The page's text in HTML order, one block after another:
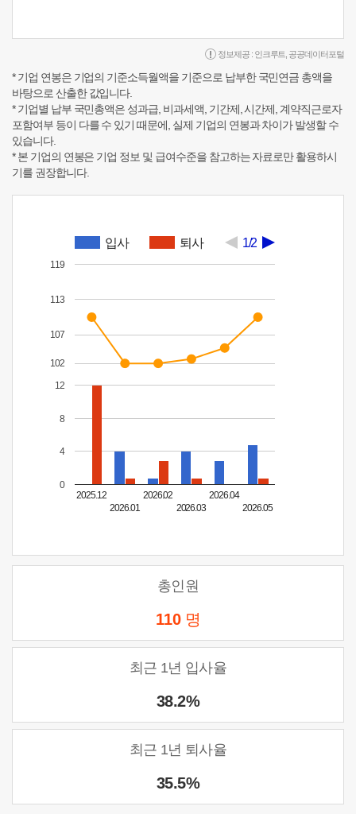
정보제공 : 인크루트 공공데이터포털
* 기업 연봉은 기업의 기준소득월액을 기준으로 납부한 국민연금 총액을
바탕으로 산출한 값입니다.
* 기업별 납부 국민총액은 성과급, 비과세액, 기간제, 시간제, 계약직근로자
포함여부 등이 다를 수 있기 때문에, 실제 기업의 연봉과 차이가 발생할 수
있습니다.
* 본 기업의 연봉은 기업 정보 및 급여수준을 참고하는 자료로만 활용하시
기를 권장합니다.
입사 퇴사 1/2
2025.12
2026.01
2026.02
2026.03
2026.04
2026.05
0
4
8
12
102
107
113
119
총인원
110 명
최근 1년 입사율
38.2%
최근 1년 퇴사율
35.5%